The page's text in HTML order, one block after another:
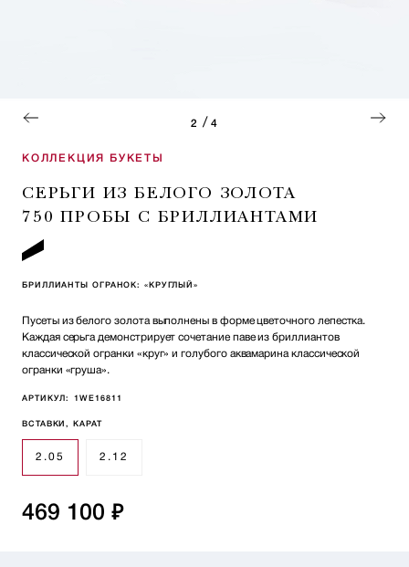
2 / 4
КОЛЛЕКЦИЯ БУКЕТЫ
СЕРЬГИ ИЗ БЕЛОГО ЗОЛОТА
750 ПРОБЫ С БРИЛЛИАНТАМИ
БРИЛЛИАНТЫ ОГРАНОК: «КРУГЛЫЙ»
Пусеты из белого золота выполнены в форме цветочного лепестка.
Каждая серьга демонстрирует сочетание паве из бриллиантов
классической огранки «круг» и голубого аквамарина классической
огранки «груша».
АРТИКУЛ: 1WE16811
ВСТАВКИ, КАРАТ
2.05 2.12
469 100 ₽